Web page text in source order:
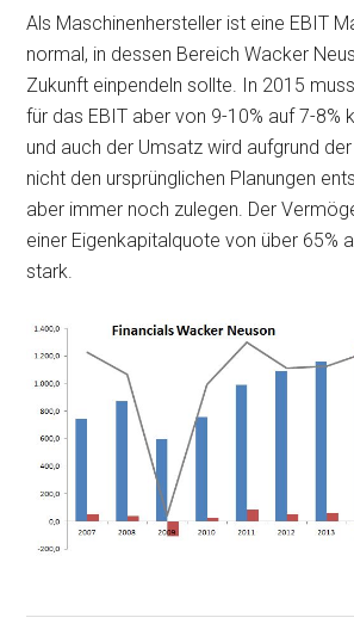
Als Maschinenhersteller ist eine EBIT
normal, in dessen Bereich Wacker
Zukunft einpendeln sollte. In 2015
für das EBIT aber von 9-10% auf 7-8%
und auch der Umsatz wird aufgrund
nicht den ursprünglichen Planungen
aber immer noch zulegen. Der
einer Eigenkapitalquote von über 65%
stark.